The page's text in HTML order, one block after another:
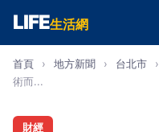
LIFE生活網
首頁 › 地方新聞 › 台北市 ›
術而...
財經